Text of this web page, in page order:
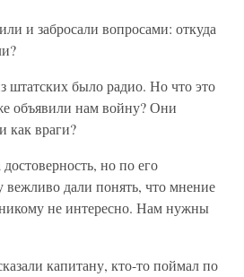
и забросали вопросами: откуда
штатских было радио. Но что это
объявили нам войну? Они
как враги?
но по его
дали понять, что мнение
не интересно. Нам нужны
капитану, кто-то поймал по